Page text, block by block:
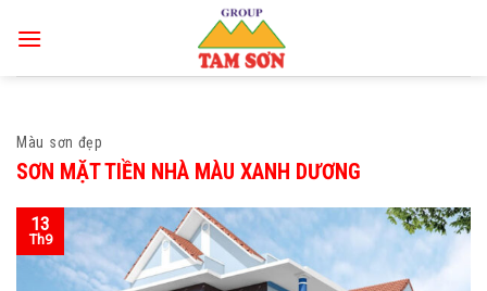
Màu sơn đẹp
SƠN MẶT TIỀN NHÀ MÀU XANH DƯƠNG
13
Th9